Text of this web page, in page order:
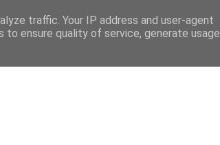
traffic. Your IP address and user-agent
ensure quality of service, generate usage